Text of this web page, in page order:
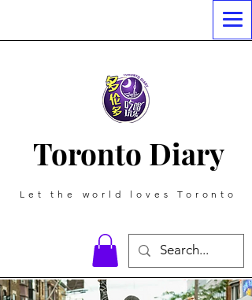
Toronto Diary
Let the world loves Toronto